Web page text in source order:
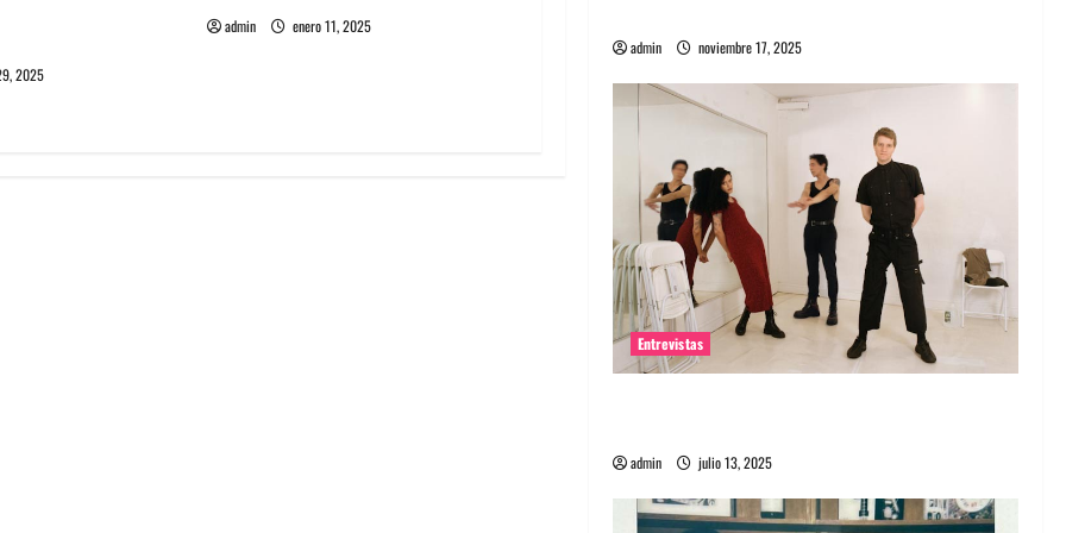
2025
admin enero 11, 2025
admin noviembre 17, 2025
Entrevistas
admin julio 13, 2025